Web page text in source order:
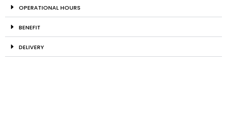
OPERATIONAL HOURS
BENEFIT
DELIVERY